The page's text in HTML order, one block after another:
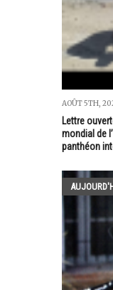
AOÛT 5TH,
Lettre
mondial de
panthéon